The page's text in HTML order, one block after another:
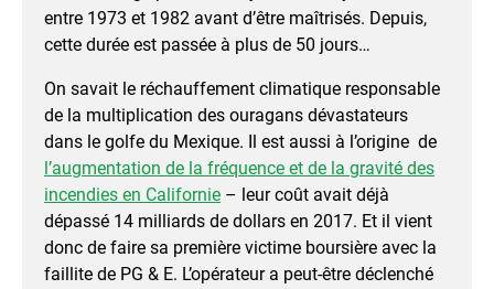
entre 1973 et 1982 avant d’être maîtrisés. Depuis,
cette durée est passée à plus de 50 jours…
On savait le réchauffement climatique responsable
de la multiplication des ouragans dévastateurs
dans le golfe du Mexique. Il est aussi à l’origine de
l’augmentation de la fréquence et de la gravité des
incendies en Californie – leur coût avait déjà
dépassé 14 milliards de dollars en 2017. Et il vient
donc de faire sa première victime boursière avec la
faillite de PG & E. L’opérateur a peut-être déclenché